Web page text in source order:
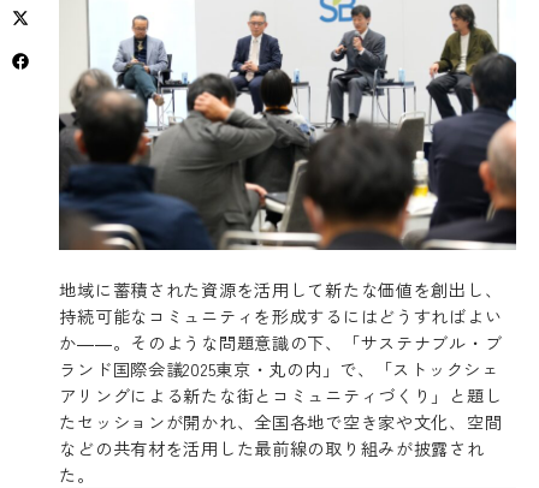
地域に蓄積された資源を活用して新たな価値を創出し、
持続可能なコミュニティを形成するにはどうすればよい
か――。そのような問題意識の下、「サステナブル・ブ
ランド国際会議2025東京・丸の内」で、「ストックシェ
アリングによる新たな街とコミュニティづくり」と題し
たセッションが開かれ、全国各地で空き家や文化、空間
などの共有材を活用した最前線の取り組みが披露され
た。